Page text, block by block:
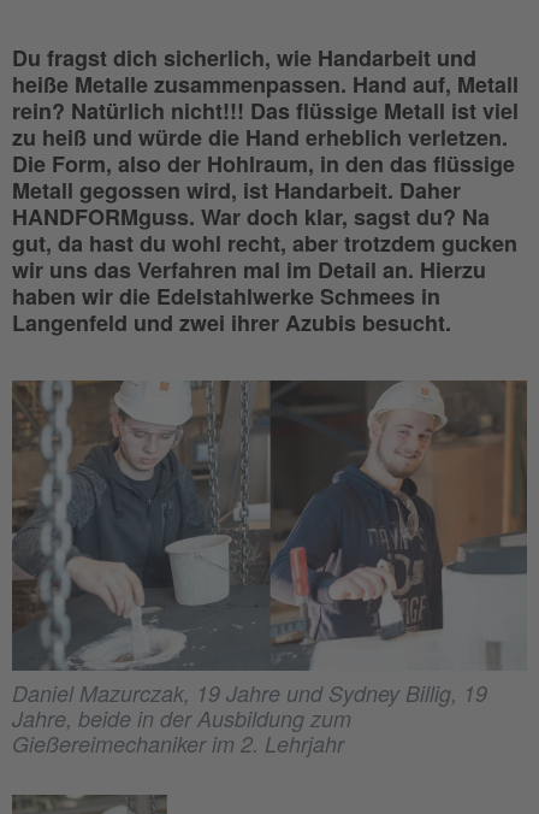
Du fragst dich sicherlich, wie Handarbeit und
heiße Metalle zusammenpassen. Hand auf, Metall
rein? Natürlich nicht!!! Das flüssige Metall ist viel
zu heiß und würde die Hand erheblich verletzen.
Die Form, also der Hohlraum, in den das flüssige
Metall gegossen wird, ist Handarbeit. Daher
HANDFORMguss. War doch klar, sagst du? Na
gut, da hast du wohl recht, aber trotzdem gucken
wir uns das Verfahren mal im Detail an. Hierzu
haben wir die Edelstahlwerke Schmees in
Langenfeld und zwei ihrer Azubis besucht.
Daniel Mazurczak, 19 Jahre und Sydney Billig, 19
Jahre, beide in der Ausbildung zum
Gießereimechaniker im 2. Lehrjahr